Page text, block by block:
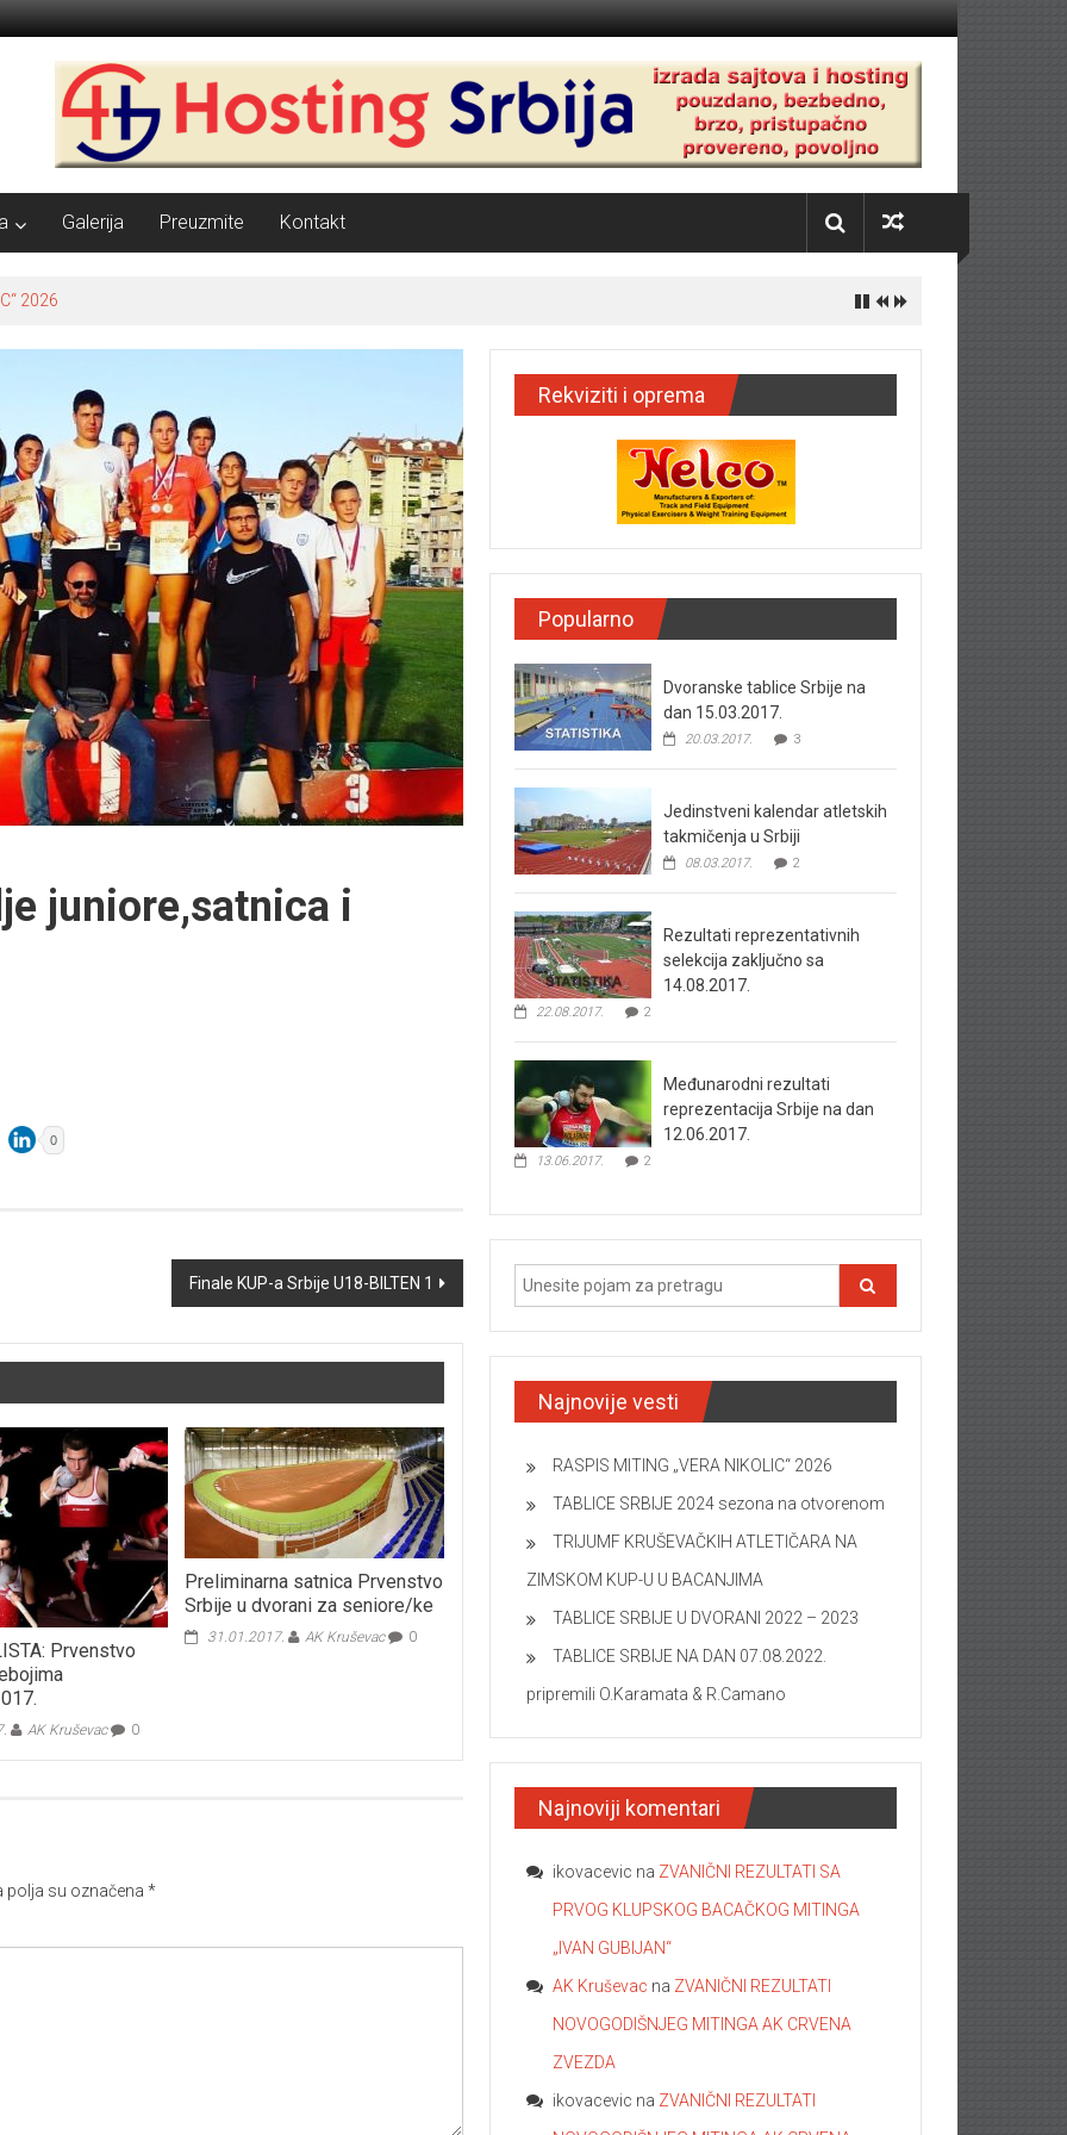
Galerija Preuzmite Kontakt
2026
juniore,satnica i
0
Finale KUP-a Srbije U18-BILTEN 1
Prvenstvo
AK Kruševac 0
Preliminarna satnica Prvenstvo
Srbije u dvorani za seniore/ke
31.01.2017. AK Kruševac 0
polja su označena *
Rekviziti i oprema
Popularno
Dvoranske tablice Srbije na
dan 15.03.2017.
20.03.2017. 3
Jedinstveni kalendar atletskih
takmičenja u Srbiji
08.03.2017. 2
Rezultati reprezentativnih
selekcija zaključno sa
14.08.2017.
22.08.2017. 2
Međunarodni rezultati
reprezentacija Srbije na dan
12.06.2017.
13.06.2017. 2
Najnovije vesti
RASPIS MITING „VERA NIKOLIC“ 2026
TABLICE SRBIJE 2024 sezona na otvorenom
TRIJUMF KRUŠEVAČKIH ATLETIČARA NA
ZIMSKOM KUP-U U BACANJIMA
TABLICE SRBIJE U DVORANI 2022 – 2023
TABLICE SRBIJE NA DAN 07.08.2022.
pripremili O.Karamata & R.Camano
Najnoviji komentari
ikovacevic na ZVANIČNI REZULTATI SA
PRVOG KLUPSKOG BACAČKOG MITINGA
„IVAN GUBIJAN“
AK Kruševac na ZVANIČNI REZULTATI
NOVOGODIŠNJEG MITINGA AK CRVENA
ZVEZDA
ikovacevic na ZVANIČNI REZULTATI